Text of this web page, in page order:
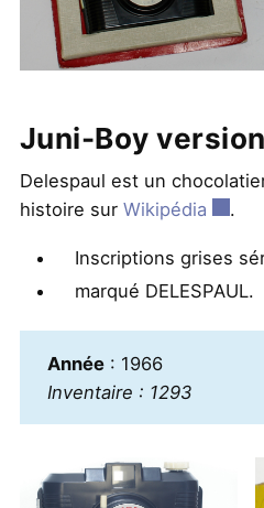
Juni-Boy
Delespaul est un
histoire sur Wikipédia .
Inscriptions grises
marqué DELESPAUL.
Année: 1966
Inventaire : 1293